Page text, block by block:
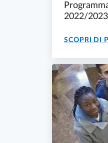
2022/2023
SCOPRI DI